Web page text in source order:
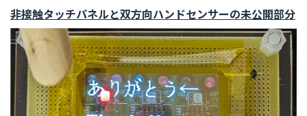
非接触タッチパネルと双方向ハンドセンサーの未公開部分